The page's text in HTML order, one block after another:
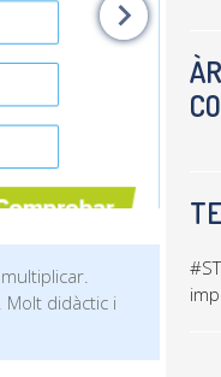
didàctic i